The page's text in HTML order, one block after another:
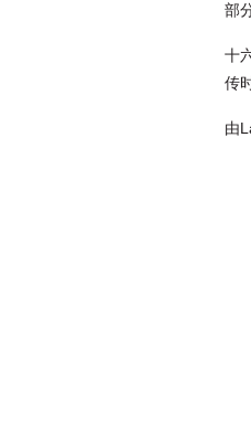
部
十
传
由